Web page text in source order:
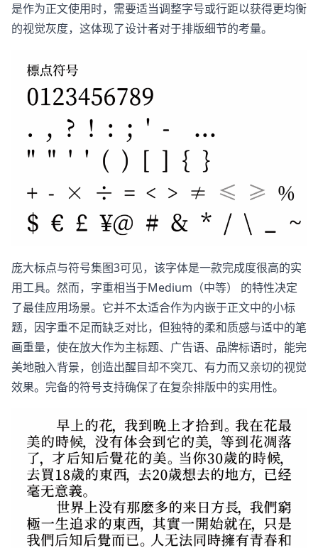
是作为正文使用时，需要适当调整字号或行距以获得更均衡
的视觉灰度，这体现了设计者对于排版细节的考量。
庞大标点与符号集图3可见，该字体是一款完成度很高的实
用工具。然而，字重相当于Medium（中等）​ 的特性决定
了最佳应用场景。它并不太适合作为内嵌于正文中的小标
题，因字重不足而缺乏对比，但独特的柔和质感与适中的笔
画重量，使在放大作为主标题、广告语、品牌标语时，能完
美地融入背景，创造出醒目却不突兀、有力而又亲切的视觉
效果。完备的符号支持确保了在复杂排版中的实用性。